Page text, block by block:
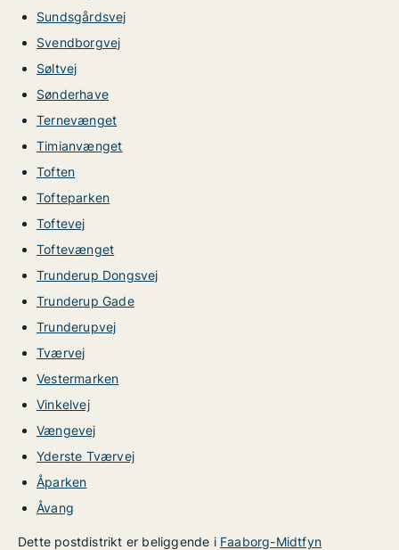
Sundsgårdsvej
Svendborgvej
Søltvej
Sønderhave
Ternevænget
Timianvænget
Toften
Tofteparken
Toftevej
Toftevænget
Trunderup Dongsvej
Trunderup Gade
Trunderupvej
Tværvej
Vestermarken
Vinkelvej
Vængevej
Yderste Tværvej
Åparken
Åvang
Dette postdistrikt er beliggende i Faaborg-Midtfyn